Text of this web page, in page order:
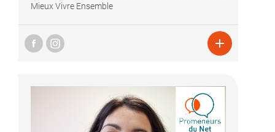
Mieux Vivre Ensemble
